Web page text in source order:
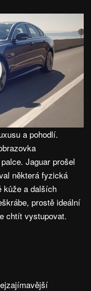
a pohodlí.
Jaguar prošel
některá fyzická
kůže a dalších
prostě ideální
chtít vystupovat.